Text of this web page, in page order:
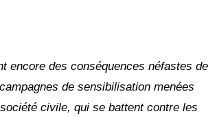
encore des conséquences néfastes de
de sensibilisation menées
civile, qui se battent contre les